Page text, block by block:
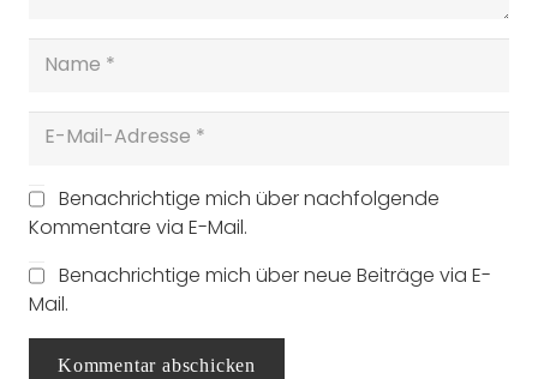
Benachrichtige mich über nachfolgende
Kommentare via E-Mail.
Benachrichtige mich über neue Beiträge via E-
Mail.
Kommentar abschicken